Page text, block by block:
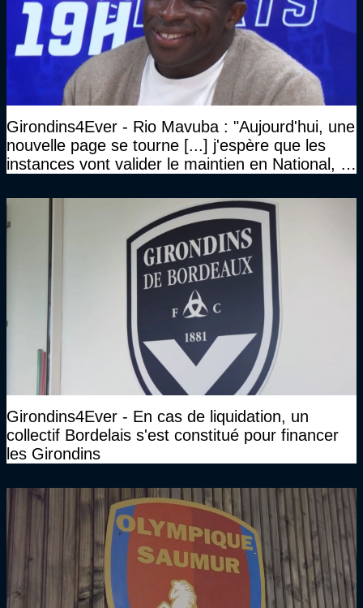
Girondins4Ever - Rio Mavuba : "Aujourd'hui, une
nouvelle page se tourne [...] j'espère que les
instances vont valider le maintien en National, et
haut niveau"
Girondins4Ever - En cas de liquidation, un
collectif Bordelais s'est constitué pour financer
les Girondins